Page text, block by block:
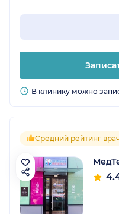
В клинику можно
Средний рейтинг